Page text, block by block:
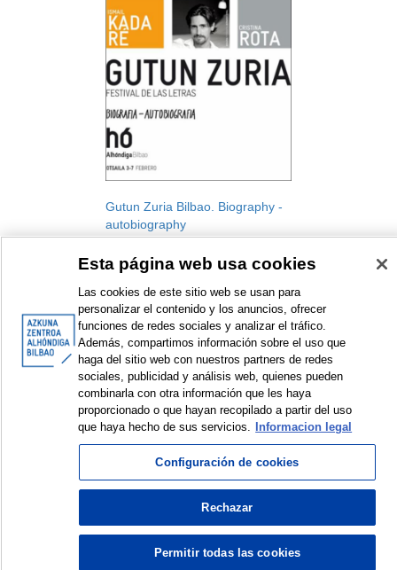
Gutun Zuria Bilbao. Biography -
autobiography
Literature Festival
Festival
2009
< Items sorted by: 1 to 1 of 1 >
© Azkuna Zentroa - Alhóndiga Bilbao
Esta página web usa cookies
Las cookies de este sitio web se usan para
personalizar el contenido y los anuncios, ofrecer
funciones de redes sociales y analizar el tráfico.
Además, compartimos información sobre el uso que
haga del sitio web con nuestros partners de redes
sociales, publicidad y análisis web, quienes pueden
combinarla con otra información que les haya
proporcionado o que hayan recopilado a partir del uso
que haya hecho de sus servicios.
Informacion legal
Configuración de cookies
Rechazar
Permitir todas las cookies